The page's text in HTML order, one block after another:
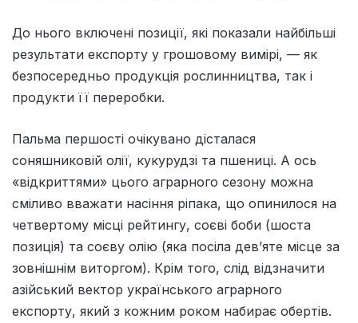
До нього включені позиції, які показали найбільші
результати експорту у грошовому вимірі, — як
безпосередньо продукція рослинництва, так і
продукти її переробки.
Пальма першості очікувано дісталася
соняшниковій олії, кукурудзі та пшениці. А ось
«відкриттями» цього аграрного сезону можна
сміливо вважати насіння ріпака, що опинилося на
четвертому місці рейтингу, соєві боби (шоста
позиція) та соєву олію (яка посіла дев’яте місце за
зовнішнім виторгом). Крім того, слід відзначити
азійський вектор українського аграрного
експорту, який з кожним роком набирає обертів.